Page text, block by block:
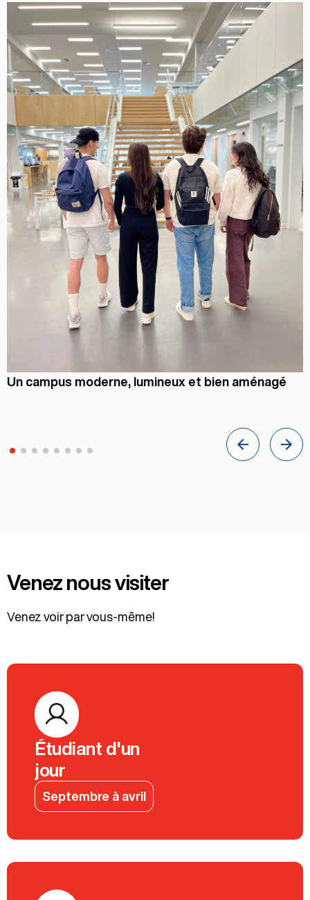
Un campus moderne, lumineux et bien aménagé
Venez nous visiter
Venez voir par vous-même!
Étudiant d'un
jour
Septembre à avril